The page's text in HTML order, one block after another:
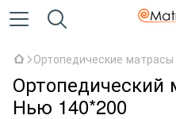
Ортопедические матрасы
Нью 140*200